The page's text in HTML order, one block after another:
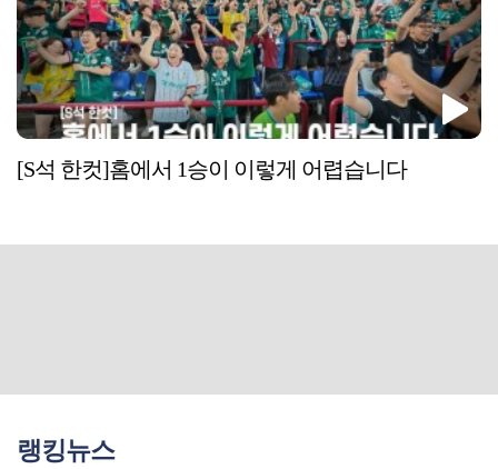
[S석 한컷]홈에서 1승이 이렇게 어렵습니다
랭킹뉴스